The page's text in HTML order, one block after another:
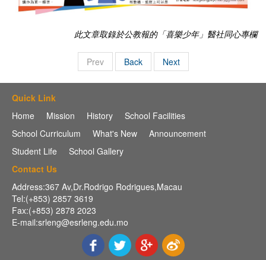
此文章取錄於公教報的「喜樂少年」醫社同心專欄
Prev Back Next
Quick Link
Home
Mission History
School Facilities
School Curriculum
What's New
Announcement
Student Life
School Gallery
Contact Us
Address:367 Av,Dr.Rodrigo Rodrigues,Macau
Tel:(+853) 2857 3619
Fax:(+853) 2878 2023
E-mail:srleng@esrleng.edu.mo